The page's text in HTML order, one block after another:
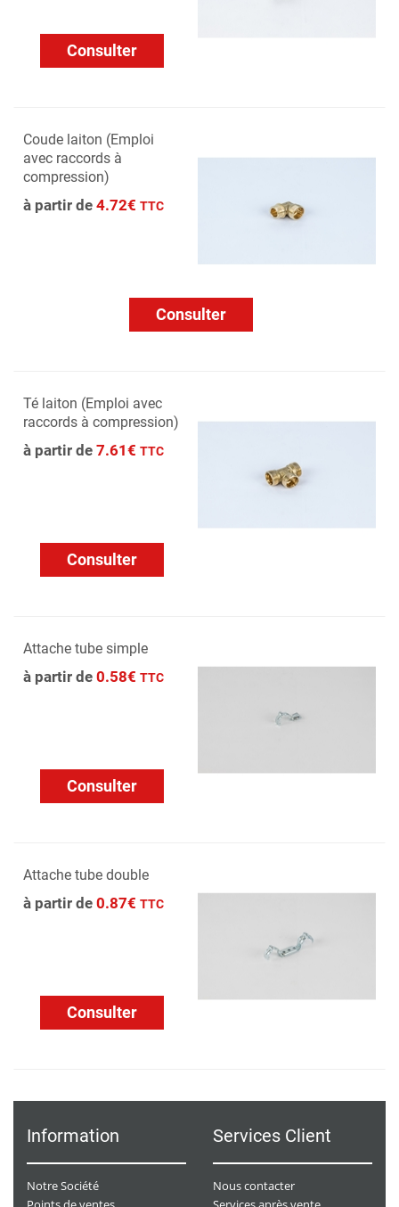
Consulter
Coude laiton (Emploi
avec raccords à
compression)
à partir de 4.72€ TTC
Consulter
Té laiton (Emploi avec
raccords à compression)
à partir de 7.61€ TTC
Consulter
Attache tube simple
à partir de 0.58€ TTC
Consulter
Attache tube double
à partir de 0.87€ TTC
Consulter
Information
Notre Société
Services Client
Nous contacter